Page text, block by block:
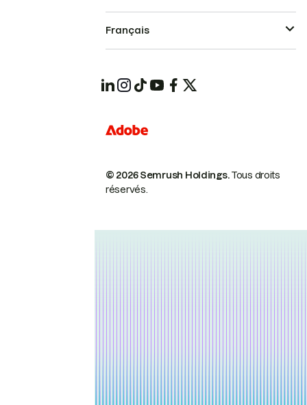
© 2026 Semrush Holdings.Tous droits
réservés.
Français